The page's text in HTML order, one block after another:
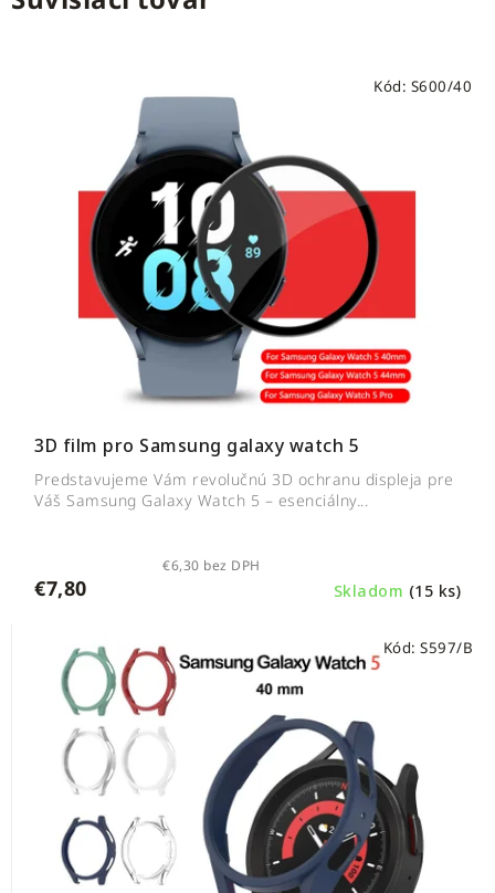
3D film pro Samsung galaxy watch 5
Skladom (15 ks)
€6,30 bez DPH
€7,80
Predstavujeme Vám revolučnú 3D ochranu displeja pre
Váš Samsung Galaxy Watch 5 – esenciálny...
Kód: S600/40
Kód: S597/B